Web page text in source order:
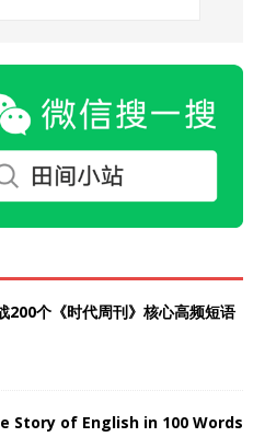
200个《时代周刊》核心高频短语
Story of English in 100 Words